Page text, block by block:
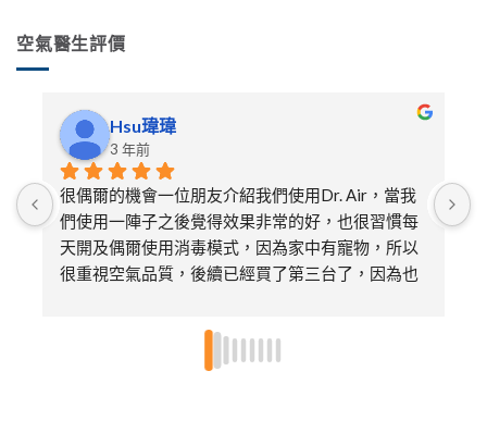
空氣醫生評價
Hsu瑋瑋
3 年前
很偶爾的機會一位朋友介紹我們使用Dr. Air，當我
們使用一陣子之後覺得效果非常的好，也很習慣每
天開及偶爾使用消毒模式，因為家中有寵物，所以
很重視空氣品質，後續已經買了第三台了，因為也
換濾芯只需要定期的清潔即可，非常環保～～超推